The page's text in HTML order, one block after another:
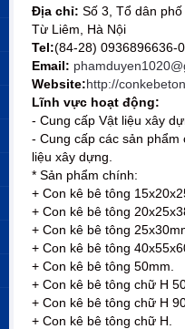
Địa chỉ: Số 3, Tổ dân
Từ Liêm, Hà Nội
Tel:(84-28) 0936896636-
Email:
Website:http://
Lĩnh vực hoạt động:
- Cung cấp Vật liệu xây
- Cung cấp các sản
liệu xây dựng.
* Sản phẩm chính:
+ Con kê bê tông
+ Con kê bê tông
+ Con kê bê tông
+ Con kê bê tông
+ Con kê bê tông 50mm.
+ Con kê bê tông chữ H
+ Con kê bê tông chữ H
+ Con kê bê tông chữ H.